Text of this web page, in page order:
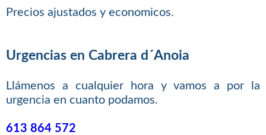
Precios ajustados y economicos.
Urgencias en Cabrera d´Anoia
Llámenos a cualquier hora y vamos a por la
urgencia en cuanto podamos.
613 864 572